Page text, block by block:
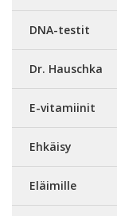
DNA-testit
Dr. Hauschka
E-vitamiinit
Ehkäisy
Eläimille